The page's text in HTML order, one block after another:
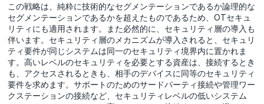
この戦略は、純粋に技術的なセグメンテーションであるか論理的な
セグメンテーションであるかを超えたものであるため、OTセキュ
リティにも適用されます。また必然的に、セキュリティ層の導入も
伴います。セキュリティ層のメカニズムが導入されると、セキュリ
ティ要件が同じシステムは同一のセキュリティ境界内に置かれま
す。高いレベルのセキュリティを必要とする資産は、接続するとき
も、アクセスされるときも、相手のデバイスに同等のセキュリティ
要件を求めます。サポートのためのサードパーティ接続や管理ワー
クステーションの接続など、セキュリティレベルの低いシステム